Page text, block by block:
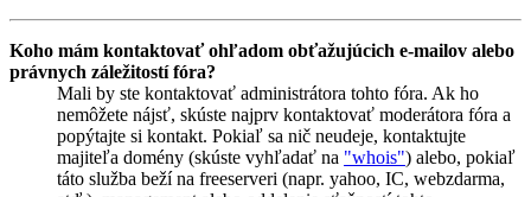
Koho mám kontaktovať ohľadom obťažujúcich e-mailov alebo
právnych záležitostí fóra?
Mali by ste kontaktovať administrátora tohto fóra. Ak ho
nemôžete nájsť, skúste najprv kontaktovať moderátora fóra a
popýtajte si kontakt. Pokiaľ sa nič neudeje, kontaktujte
majiteľa domény (skúste vyhľadať na "whois") alebo, pokiaľ
táto služba beží na freeserveri (napr. yahoo, IC, webzdarma,